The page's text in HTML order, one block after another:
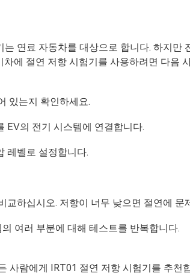
연료 자동차를 대상으로 합니다. 하지만
에 절연 저항 시험기를 사용하려면 다음
있는지 확인하세요.
의 전기 시스템에 연결합니다.
레벨로 설정합니다.
하십시오. 저항이 너무 낮으면 절연에 문
여러 부분에 대해 테스트를 반복합니다.
사람에게 IRT01 절연 저항 시험기를 추천